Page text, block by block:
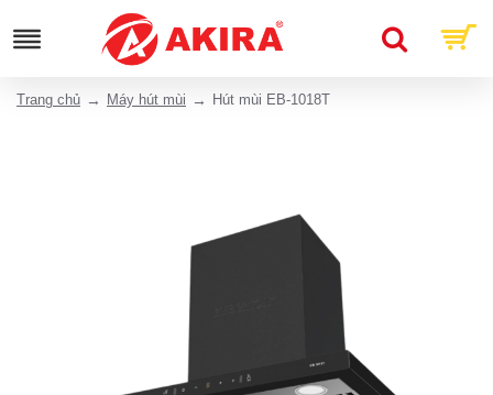
Trang chủ Máy hút mùi Hút mùi EB-1018T